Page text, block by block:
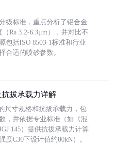
级标准，重点分析了铝合金
Ra 3.2-6.3μm），并对比不
包括ISO 8503-1标准和行业
合适的喷砂参数。
拔承载力详解
尺寸规格和抗拔承载力，包
，并依据专业标准（如《混
145）提供抗拔承载力计算
C30下设计值约80kN）。